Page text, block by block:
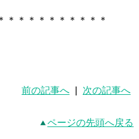
＊＊＊＊＊＊＊＊＊＊
前の記事へ 次の記事へ
ページの先頭へ戻る